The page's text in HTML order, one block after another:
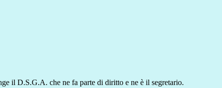
il D.S.G.A. che ne fa parte di diritto e ne è il segretario.